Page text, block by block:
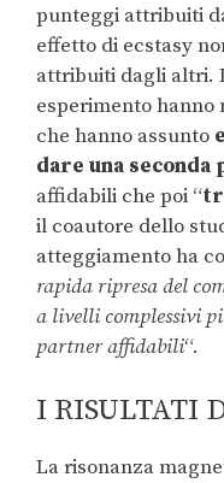
punteggi attribuiti
effetto di ecstasy
attribuiti dagli altri.
esperimento hanno
che hanno assunto
dare una seconda
affidabili che poi “
il coautore dello
atteggiamento ha
rapida ripresa del
a livelli complessivi
partner affidabili“.
I RISULTATI
La risonanza